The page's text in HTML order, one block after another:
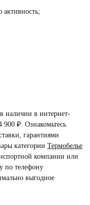
наличии в интернет-
₽. Ознакомьтесь
гарантиями
категории Термобелье
компании или
по телефону
выгодное